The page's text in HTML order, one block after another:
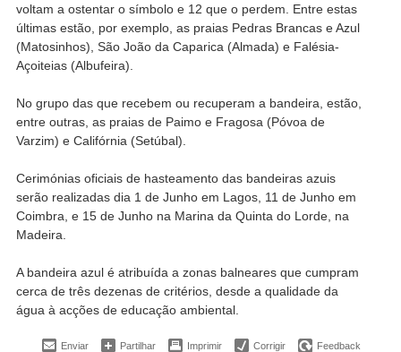
voltam a ostentar o símbolo e 12 que o perdem. Entre estas
últimas estão, por exemplo, as praias Pedras Brancas e Azul
(Matosinhos), São João da Caparica (Almada) e Falésia-
Açoiteias (Albufeira).
No grupo das que recebem ou recuperam a bandeira, estão,
entre outras, as praias de Paimo e Fragosa (Póvoa de
Varzim) e Califórnia (Setúbal).
Cerimónias oficiais de hasteamento das bandeiras azuis
serão realizadas dia 1 de Junho em Lagos, 11 de Junho em
Coimbra, e 15 de Junho na Marina da Quinta do Lorde, na
Madeira.
A bandeira azul é atribuída a zonas balneares que cumpram
cerca de três dezenas de critérios, desde a qualidade da
água à acções de educação ambiental.
Enviar Partilhar Imprimir Corrigir Feedback